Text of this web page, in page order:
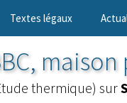
Textes légaux
maison
thermique) sur